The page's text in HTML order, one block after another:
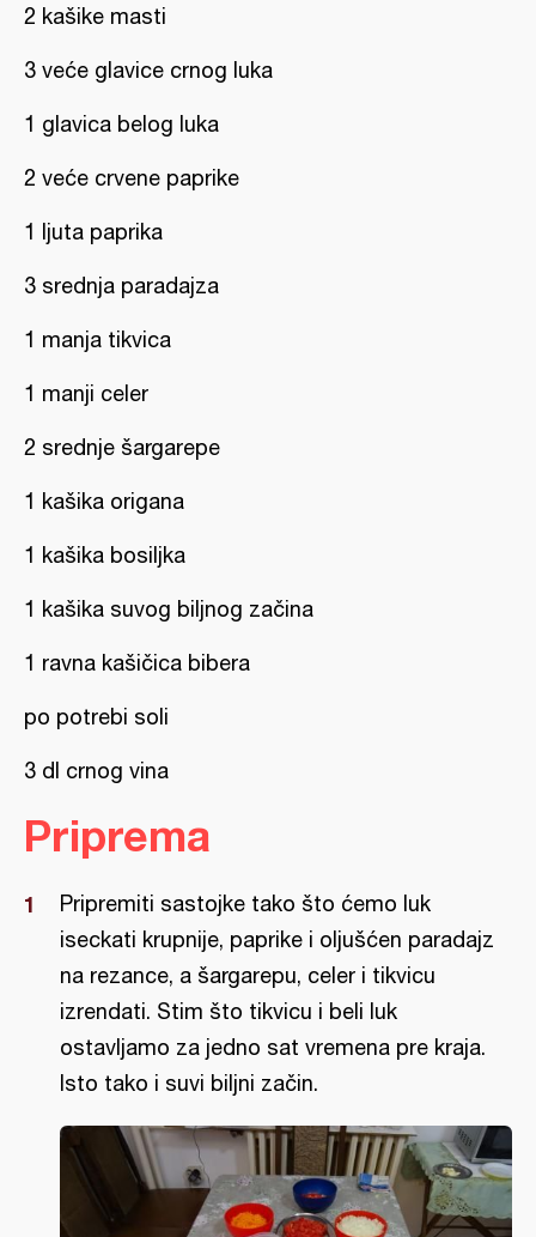
2 kašike masti
3 veće glavice crnog luka
1 glavica belog luka
2 veće crvene paprike
1 ljuta paprika
3 srednja paradajza
1 manja tikvica
1 manji celer
2 srednje šargarepe
1 kašika origana
1 kašika bosiljka
1 kašika suvog biljnog začina
1 ravna kašičica bibera
po potrebi soli
3 dl crnog vina
Priprema
Pripremiti sastojke tako što ćemo luk
iseckati krupnije, paprike i oljušćen paradajz
na rezance, a šargarepu, celer i tikvicu
izrendati. Stim što tikvicu i beli luk
ostavljamo za jedno sat vremena pre kraja.
Isto tako i suvi biljni začin.